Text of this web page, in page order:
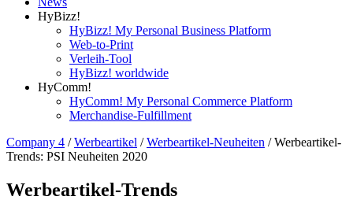
HyBizz!
HyBizz! My Personal Business Platform
Web-to-Print
Verleih-Tool
HyBizz! worldwide
HyComm!
HyComm! My Personal Commerce Platform
Merchandise-Fulfillment
Company 4 / Werbeartikel / Werbeartikel-Neuheiten / Werbeartikel-
Trends: PSI Neuheiten 2020
Werbeartikel-Trends